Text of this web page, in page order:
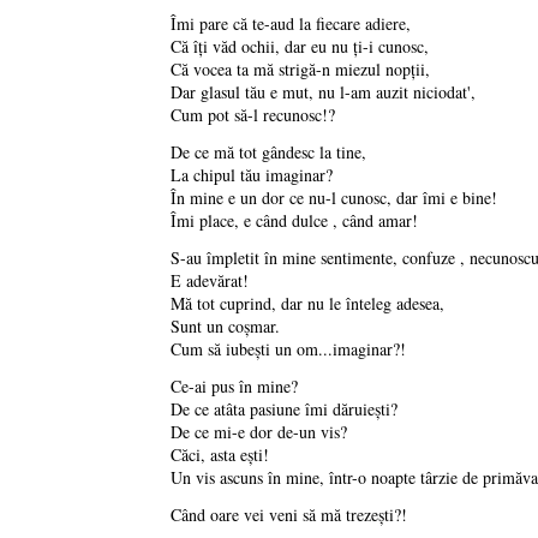
Îmi pare că te-aud la fiecare adiere,
Că îţi văd ochii, dar eu nu ţi-i cunosc,
Că vocea ta mă strigă-n miezul nopţii,
Dar glasul tău e mut, nu l-am auzit niciodat',
Cum pot să-l recunosc!?
De ce mă tot gândesc la tine,
La chipul tău imaginar?
În mine e un dor ce nu-l cunosc, dar îmi e bine!
Îmi place, e când dulce , când amar!
S-au împletit în mine sentimente, confuze ,
E adevărat!
Mă tot cuprind, dar nu le înteleg adesea,
Sunt un coşmar.
Cum să iubeşti un om...imaginar?!
Ce-ai pus în mine?
De ce atâta pasiune îmi dăruieşti?
De ce mi-e dor de-un vis?
Căci, asta eşti!
Un vis ascuns în mine, într-o noapte târzie de
Când oare vei veni să mă trezeşti?!